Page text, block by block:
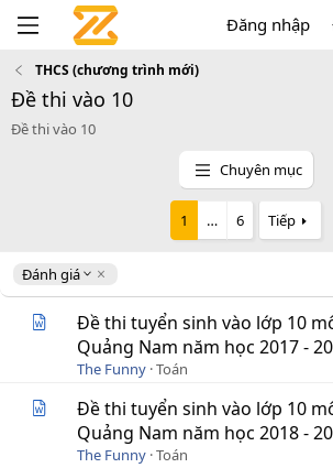
Đăng nhập
THCS (chương trình mới)
Đề thi vào 10
Đề thi vào 10
Chuyên mục
1 … 6 Tiếp
Đánh giá
D
e
Đề thi tuyển sinh vào lớp 10
Quảng Nam năm học 2017 -
The Funny Toán
Đề thi tuyển sinh vào lớp 10
Quảng Nam năm học 2018 -
The Funny Toán